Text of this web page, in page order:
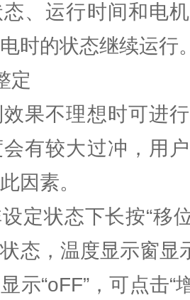
、运行时间和电
时的状态继续运行
定
果不理想时可进
有较大过冲，用
因素。
定状态下长按“移
态，温度显示窗显
示“oFF”，可点击“